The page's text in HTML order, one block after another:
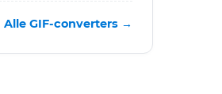
Alle GIF-converters →